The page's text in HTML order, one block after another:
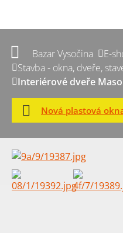
Bazar Vysočina
E-
Stavba - okna, dveře,
Interiérové dveře
Nová plastová